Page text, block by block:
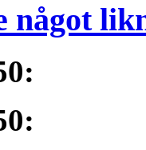
något
:
: